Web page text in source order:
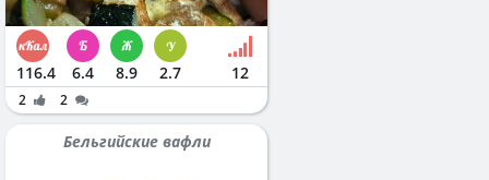
116.4 6.4 8.9 2.7 12
2 2
Бельгийские вафли